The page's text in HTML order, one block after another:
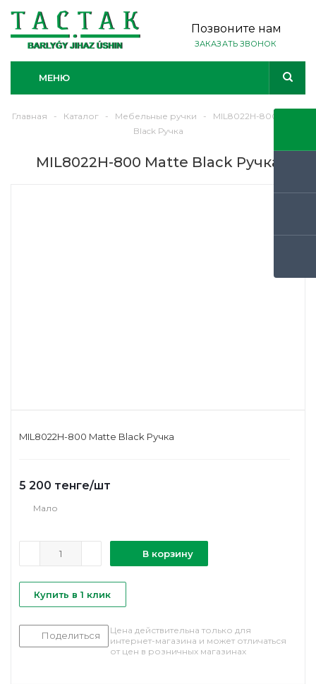
Позвоните нам
ЗАКАЗАТЬ ЗВОНОК
МЕНЮ
Главная - Каталог - Мебельные ручки -
MIL8022H-800 Matte
Black Ручка
MIL8022H-800 Matte Black Ручка
MIL8022H-800 Matte Black Ручка
5 200 тенге/шт
Мало
В корзину
Купить в 1 клик
Поделиться
Цена действительна только для
интернет-магазина и может отличаться
от цен в розничных магазинах